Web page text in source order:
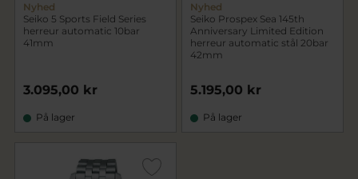
Nyhed
Seiko 5 Sports Field Series
herreur automatic 10bar
41mm
3.095,00 kr
På lager
Nyhed
Seiko Prospex Sea 145th
Anniversary Limited Edition
herreur automatic stål 20bar
42mm
5.195,00 kr
På lager